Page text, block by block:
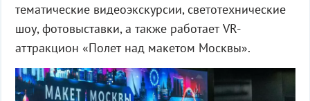
тематические видеоэкскурсии, светотехнические
шоу, фотовыставки, а также работает VR-
аттракцион «Полет над макетом Москвы».